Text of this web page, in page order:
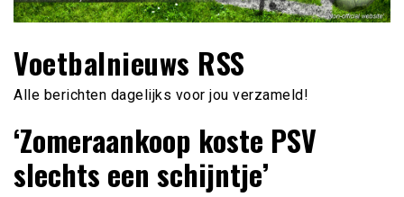
Voetbalnieuws RSS
Alle berichten dagelijks voor jou verzameld!
‘Zomeraankoop koste PSV
slechts een schijntje’